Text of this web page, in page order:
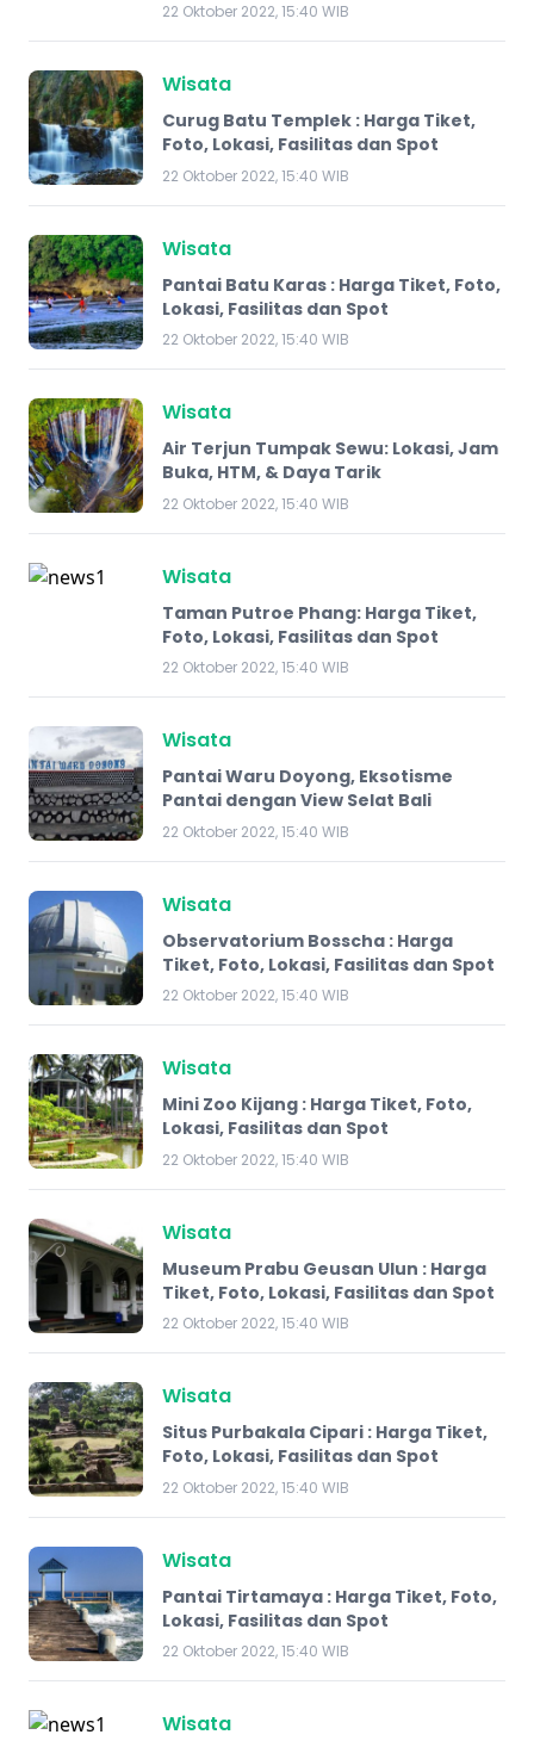
22 Oktober 2022, 15:40 WIB
Wisata
Curug Batu Templek : Harga Tiket,
Foto, Lokasi, Fasilitas dan Spot
22 Oktober 2022, 15:40 WIB
Wisata
Pantai Batu Karas : Harga Tiket, Foto,
Lokasi, Fasilitas dan Spot
22 Oktober 2022, 15:40 WIB
Wisata
Air Terjun Tumpak Sewu: Lokasi, Jam
Buka, HTM, & Daya Tarik
22 Oktober 2022, 15:40 WIB
Wisata
Taman Putroe Phang: Harga Tiket,
Foto, Lokasi, Fasilitas dan Spot
22 Oktober 2022, 15:40 WIB
Wisata
Pantai Waru Doyong, Eksotisme
Pantai dengan View Selat Bali
22 Oktober 2022, 15:40 WIB
Wisata
Observatorium Bosscha : Harga
Tiket, Foto, Lokasi, Fasilitas dan Spot
22 Oktober 2022, 15:40 WIB
Wisata
Mini Zoo Kijang : Harga Tiket, Foto,
Lokasi, Fasilitas dan Spot
22 Oktober 2022, 15:40 WIB
Wisata
Museum Prabu Geusan Ulun : Harga
Tiket, Foto, Lokasi, Fasilitas dan Spot
22 Oktober 2022, 15:40 WIB
Wisata
Situs Purbakala Cipari : Harga Tiket,
Foto, Lokasi, Fasilitas dan Spot
22 Oktober 2022, 15:40 WIB
Wisata
Pantai Tirtamaya : Harga Tiket, Foto,
Lokasi, Fasilitas dan Spot
22 Oktober 2022, 15:40 WIB
Wisata